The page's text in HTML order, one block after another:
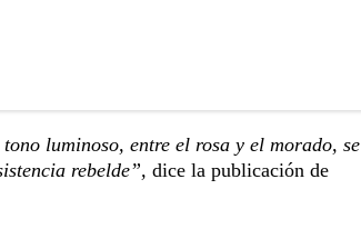
luminoso, entre el rosa y el morado, se
rebelde”, dice la publicación de